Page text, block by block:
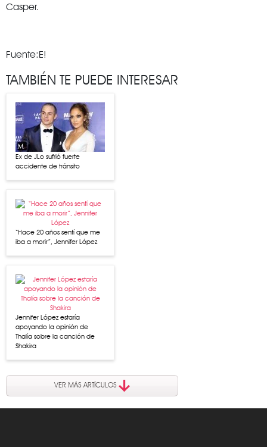
Casper.
Fuente:E!
TAMBIÉN TE PUEDE INTERESAR
Ex de JLo sufrió fuerte
accidente de tránsito
“Hace 20 años sentí que me
iba a morir”, Jennifer López
Jennifer López estaría
apoyando la opinión de
Thalía sobre la canción de
Shakira
VER MÁS ARTÍCULOS